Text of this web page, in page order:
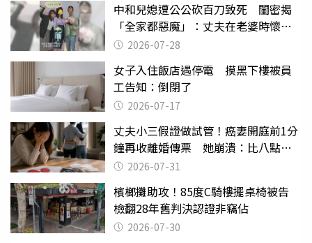
中和兒媳遭公公砍百刀致死 閨密揭
「全家都惡魔」：丈夫在老婆時懷孕
摔東西
2026-07-28
女子入住飯店遇停電 摸黑下樓被員
工告知：倒閉了
2026-07-17
丈夫小三假證做試管！癌妻開庭前1分
鐘再收離婚傳票 她崩潰：比八點檔
還扯2026-07-31
檳榔攤助攻！85度C騎樓擺桌椅被告
檢翻28年舊判決認證非竊佔
2026-07-30